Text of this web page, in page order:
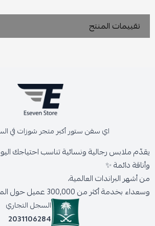
تقييمات المنتج
اي سفن ستور أكبر متجر شوزات في
يقدّم ملابس رجالية ونسائية تناسب احتياجك
وأناقة دائمة ✨
من أشهر البراندات العالمية،
وسعداء بخدمة أكثر من 300,000 عميل حول المملكة.
السجل التجاري
2031106284